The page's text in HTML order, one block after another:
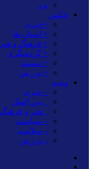
یزد
عکس
+خبری
+ استان ها
+ فرهنگ و هنر
+ گردشگری
+ مستند
+ ورزش
ویدیو
– خبری
_ بین الملل
_ هنر و فرهنگ
– سیاست
– سلامت
– ورزش